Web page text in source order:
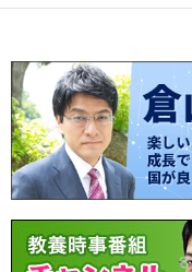
ナ
ゲ
ー
シ
ョ
ン